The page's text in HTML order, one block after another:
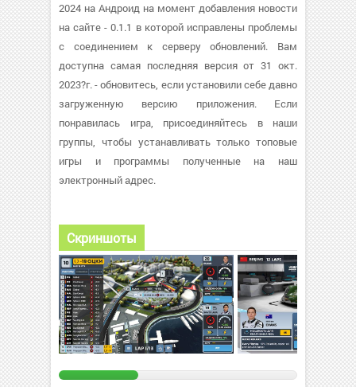
2024 на Андроид на момент добавления новости
на сайте - 0.1.1 в которой исправлены проблемы
с соединением к серверу обновлений. Вам
доступна самая последняя версия от 31 окт.
2023?г. - обновитесь, если установили себе давно
загруженную версию приложения. Если
понравилась игра, присоединяйтесь в наши
группы, чтобы устанавливать только топовые
игры и программы полученные на наш
электронный адрес.
Скриншоты